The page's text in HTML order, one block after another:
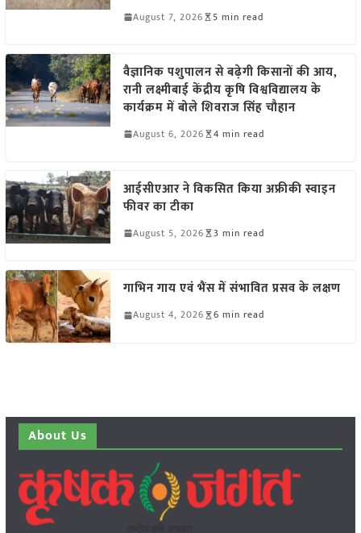
August 7, 2026 5 min read
वैज्ञानिक पशुपालन से बढ़ेगी किसानों की आय,
रानी लक्ष्मीबाई केंद्रीय कृषि विश्वविद्यालय के
कार्यक्रम में बोले शिवराज सिंह चौहान
August 6, 2026 4 min read
आईसीएआर ने विकसित किया अफ्रीकी स्वाइन
फीवर का टीका
August 5, 2026 3 min read
गाभिन गाय एवं भैंस में संभावित प्रसव के लक्षण
August 4, 2026 6 min read
About Us